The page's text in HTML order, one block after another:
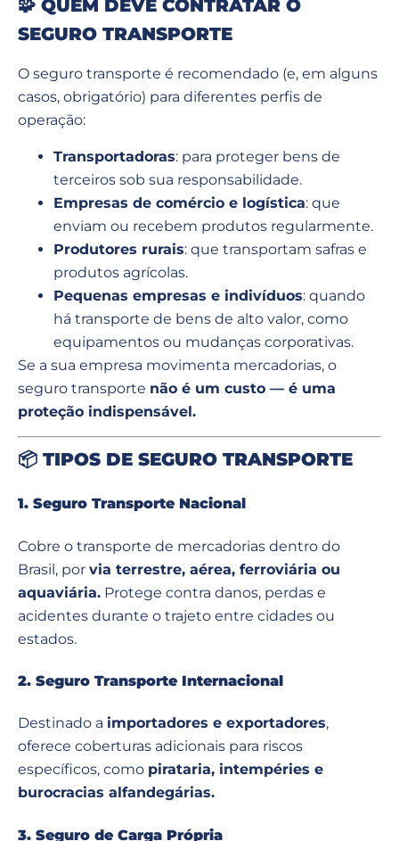
🧩 QUEM DEVE CONTRATAR O
SEGURO TRANSPORTE
O seguro transporte é recomendado (e, em alguns
casos, obrigatório) para diferentes perfis de
operação:
Transportadoras: para proteger bens de
terceiros sob sua responsabilidade.
Empresas de comércio e logística: que
enviam ou recebem produtos regularmente.
Produtores rurais: que transportam safras e
produtos agrícolas.
Pequenas empresas e indivíduos: quando
há transporte de bens de alto valor, como
equipamentos ou mudanças corporativas.
Se a sua empresa movimenta mercadorias, o
seguro transporte não é um custo — é uma
proteção indispensável.
📦 TIPOS DE SEGURO TRANSPORTE
1. Seguro Transporte Nacional
Cobre o transporte de mercadorias dentro do
Brasil, por via terrestre, aérea, ferroviária ou
aquaviária. Protege contra danos, perdas e
acidentes durante o trajeto entre cidades ou
estados.
2. Seguro Transporte Internacional
Destinado a importadores e exportadores,
oferece coberturas adicionais para riscos
específicos, como pirataria, intempéries e
burocracias alfandegárias.
3. Seguro de Carga Própria